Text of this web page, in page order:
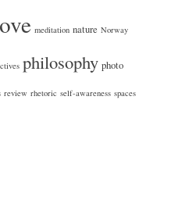
meditation nature Norway
philosophy photo
review rhetoric self-awareness spaces